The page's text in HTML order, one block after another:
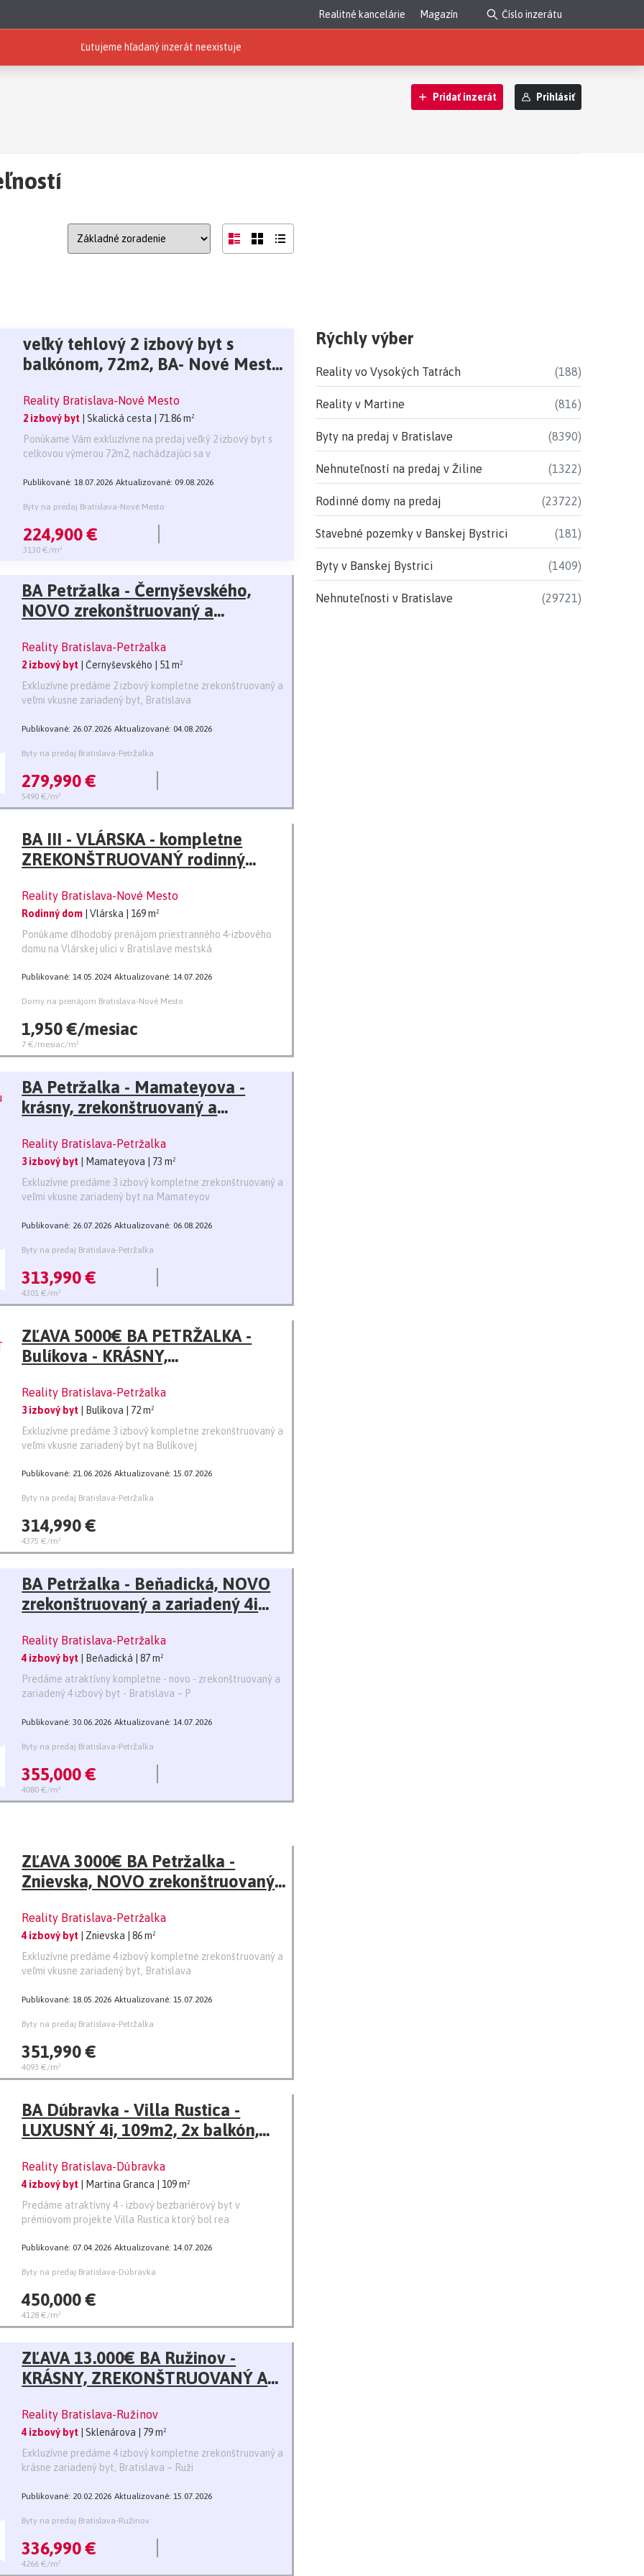
Realitné kancelárie Magazín
Pridať inzerát Prihlásiť
veľký tehlový 2 izbový byt s
balkónom, 72m2, BA- Nové Mesto,
miesto na bývanie
Reality Bratislava-Nové Mesto
2 izbový byt | Skalická cesta
| 71.86 m²
Ponúkame Vám exkluzívne na predaj veľký 2 izbový byt s
celkovou výmerou 72m2, nachádzajúci sa v
Publikované: 18.07.2026 Aktualizované: 09.08.2026
Byty na predaj Bratislava-Nové Mesto
224,900 €
3130 €/m²
BA Petržalka - Černyševského,
NOVO zrekonštruovaný a
klimatizáciou -51m2
Reality Bratislava-Petržalka
2 izbový byt | Černyševského
| 51 m²
Exkluzívne predáme 2 izbový kompletne zrekonštruovaný a
veľmi vkusne zariadený byt, Bratislava
Publikované: 26.07.2026 Aktualizované: 04.08.2026
Byty na predaj Bratislava-Petržalka
279,990 €
5490 €/m²
BA III - VLÁRSKA - kompletne
ZREKONŠTRUOVANÝ rodinný
LOKALITA, GARÁŽ
Reality Bratislava-Nové Mesto
Rodinný dom | Vlárska
| 169 m²
Ponúkame dlhodobý prenájom priestranného 4-izbového
domu na Vlárskej ulici v Bratislave mestská
Publikované: 14.05.2024 Aktualizované: 14.07.2026
Domy na prenájom Bratislava-Nové Mesto
1,950 €/mesiac
7 €/mesiac/m²
BA Petržalka - Mamateyova -
krásny, zrekonštruovaný a
73m2, loggia
Reality Bratislava-Petržalka
3 izbový byt | Mamateyova
| 73 m²
Exkluzívne predáme 3 izbový kompletne zrekonštruovaný a
veľmi vkusne zariadený byt na Mamateyov
Publikované: 26.07.2026 Aktualizované: 06.08.2026
Byty na predaj Bratislava-Petržalka
313,990 €
4301 €/m²
ZĽAVA 5000€ BA PETRŽALKA -
Bulíkova - KRÁSNY,
ZARIADENÝ 3I BYT - 74 M2,
LOGGIA. KLIMATIZÁCIA
Reality Bratislava-Petržalka
3 izbový byt | Bulíkova
| 72 m²
Exkluzívne predáme 3 izbový kompletne zrekonštruovaný a
veľmi vkusne zariadený byt na Bulíkovej
Publikované: 21.06.2026 Aktualizované: 15.07.2026
Byty na predaj Bratislava-Petržalka
314,990 €
4375 €/m²
BA Petržalka - Beňadická, NOVO
zrekonštruovaný a zariadený 4i
-87m2
Reality Bratislava-Petržalka
4 izbový byt | Beňadická
| 87 m²
Predáme atraktívny kompletne - novo - zrekonštruovaný a
zariadený 4 izbový byt - Bratislava – P
Publikované: 30.06.2026 Aktualizované: 14.07.2026
Byty na predaj Bratislava-Petržalka
355,000 €
4080 €/m²
ZĽAVA 3000€ BA Petržalka -
Znievska, NOVO zrekonštruovaný
klimatizáciou -88 m2
Reality Bratislava-Petržalka
4 izbový byt | Znievska
| 86 m²
Exkluzívne predáme 4 izbový kompletne zrekonštruovaný a
veľmi vkusne zariadený byt, Bratislava
Publikované: 18.05.2026 Aktualizované: 15.07.2026
Byty na predaj Bratislava-Petržalka
351,990 €
4093 €/m²
BA Dúbravka - Villa Rustica -
LUXUSNÝ 4i, 109m2, 2x balkón,
CHKO, uzatvorená ulica
Reality Bratislava-Dúbravka
4 izbový byt | Martina Granca
| 109 m²
Predáme atraktívny 4 - izbový bezbariérový byt v
prémiovom projekte Villa Rustica ktorý bol rea
Publikované: 07.04.2026 Aktualizované: 14.07.2026
Byty na predaj Bratislava-Dúbravka
450,000 €
4128 €/m²
ZĽAVA 13.000€ BA Ružinov -
KRÁSNY, ZREKONŠTRUOVANÝ A
ul., 80 M2, výborná lokalita,
klimatizácia
Reality Bratislava-Ružinov
4 izbový byt | Sklenárova
| 79 m²
Exkluzívne predáme 4 izbový kompletne zrekonštruovaný a
krásne zariadený byt, Bratislava – Ruži
Publikované: 20.02.2026 Aktualizované: 15.07.2026
Byty na predaj Bratislava-Ružinov
336,990 €
4266 €/m²
Rýchly výber
Reality vo Vysokých Tatrách (188)
Reality v Martine (816)
Byty na predaj v Bratislave (8390)
Nehnuteľností na predaj v Žiline (1322)
Rodinné domy na predaj (23722)
Stavebné pozemky v Banskej Bystrici (181)
Byty v Banskej Bystrici (1409)
Nehnuteľnosti v Bratislave (29721)
Ľutujeme hľadaný inzerát neexistuje